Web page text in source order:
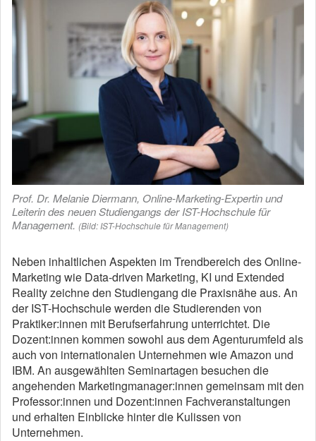
Prof. Dr. Melanie Diermann, Online-Marketing-Expertin und
Leiterin des neuen Studiengangs der IST-Hochschule für
Management. (Bild: IST-Hochschule für Management)
Neben inhaltlichen Aspekten im Trendbereich des Online-
Marketing wie Data-driven Marketing, KI und Extended
Reality zeichne den Studiengang die Praxisnähe aus. An
der IST-Hochschule werden die Studierenden von
Praktiker:innen mit Berufserfahrung unterrichtet. Die
Dozent:innen kommen sowohl aus dem Agenturumfeld als
auch von internationalen Unternehmen wie Amazon und
IBM. An ausgewählten Seminartagen besuchen die
angehenden Marketingmanager:innen gemeinsam mit den
Professor:innen und Dozent:innen Fachveranstaltungen
und erhalten Einblicke hinter die Kulissen von
Unternehmen.